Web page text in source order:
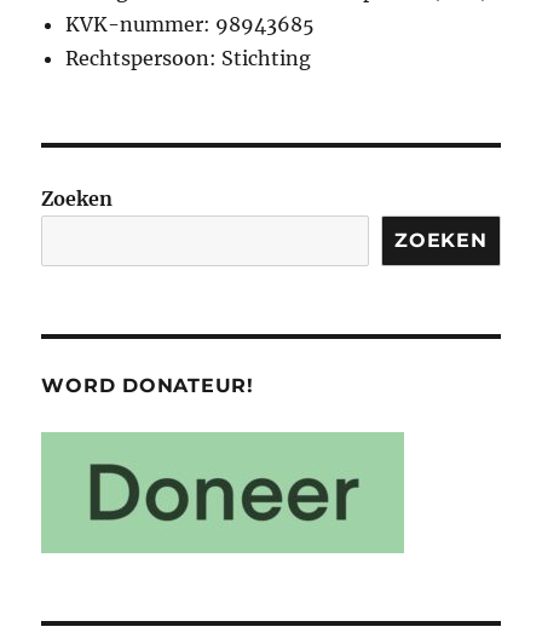
KVK-nummer: 98943685
Rechtspersoon: Stichting
Zoeken
ZOEKEN
WORD DONATEUR!